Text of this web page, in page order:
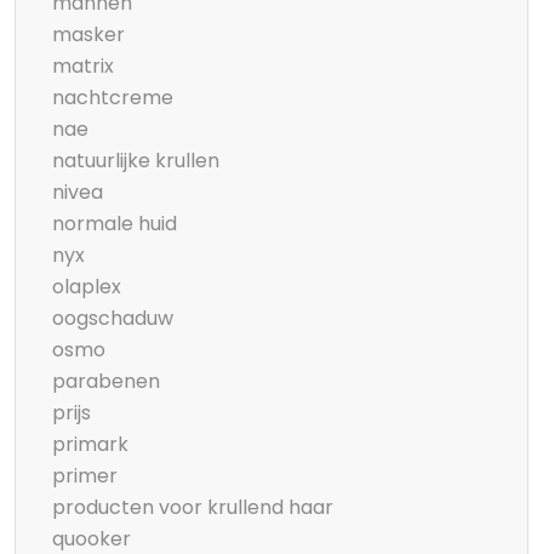
masker
matrix
nachtcreme
nae
natuurlijke krullen
nivea
normale huid
nyx
olaplex
oogschaduw
osmo
parabenen
prijs
primark
primer
producten voor krullend haar
quooker